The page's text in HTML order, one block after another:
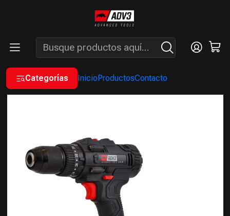
Categorías InicioProductosContacto
ENVÍOS GRATIS A PARTIR DE COMPRAS MAYORES A $200.000 -
ATENCIÓN: LUN. A VIÉ. DE 7 A 16 HS.
Inicio A BATERÍA
TALADROS